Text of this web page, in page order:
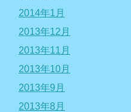
2014年1月
2013年12月
2013年11月
2013年10月
2013年9月
2013年8月